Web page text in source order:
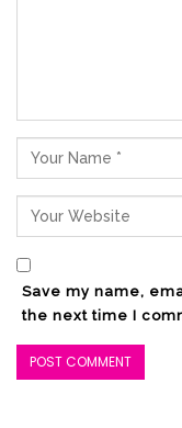
Save my name,
the next time I